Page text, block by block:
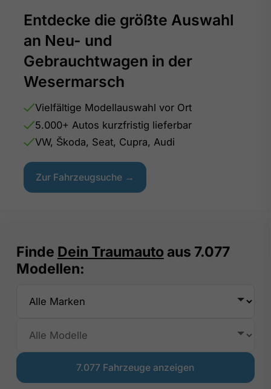
Entdecke die größte Auswahl
an Neu- und
Gebrauchtwagen in der
Wesermarsch
Vielfältige Modellauswahl vor Ort
5.000+ Autos kurzfristig lieferbar
VW, Škoda, Seat, Cupra, Audi
Zur Fahrzeugsuche →
Finde Dein Traumauto aus 7.077
Modellen: